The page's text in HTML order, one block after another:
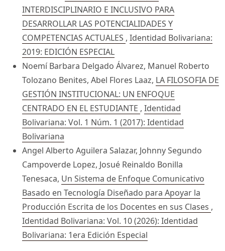
INTERDISCIPLINARIO E INCLUSIVO PARA
DESARROLLAR LAS POTENCIALIDADES Y
COMPETENCIAS ACTUALES , Identidad Bolivariana:
2019: EDICIÓN ESPECIAL
Noemí Barbara Delgado Álvarez, Manuel Roberto
Tolozano Benites, Abel Flores Laaz, LA FILOSOFIA DE
GESTIÓN INSTITUCIONAL: UN ENFOQUE
CENTRADO EN EL ESTUDIANTE , Identidad
Bolivariana: Vol. 1 Núm. 1 (2017): Identidad
Bolivariana
Angel Alberto Aguilera Salazar, Johnny Segundo
Campoverde Lopez, Josué Reinaldo Bonilla
Tenesaca, Un Sistema de Enfoque Comunicativo
Basado en Tecnología Diseñado para Apoyar la
Producción Escrita de los Docentes en sus Clases ,
Identidad Bolivariana: Vol. 10 (2026): Identidad
Bolivariana: 1era Edición Especial